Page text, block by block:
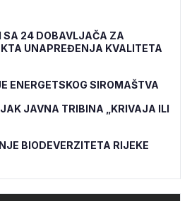
SA 24 DOBAVLJAČA ZA
UNAPREĐENJA KVALITETA
ENERGETSKOG SIROMAŠTVA
JAVNA TRIBINA „KRIVAJA ILI
BIODEVERZITETA RIJEKE